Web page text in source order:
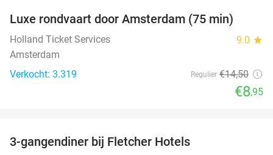
Luxe rondvaart door Amsterdam (75 min)
Holland Ticket Services 9.0 star
Amsterdam
Verkocht: 3.319
Regulier €14,50
€8,95
3-gangendiner bij Fletcher Hotels